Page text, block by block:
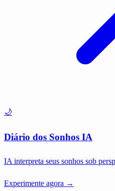
🌙
Diário dos Sonhos IA
IA interpreta seus sonhos sob
Experimente agora →